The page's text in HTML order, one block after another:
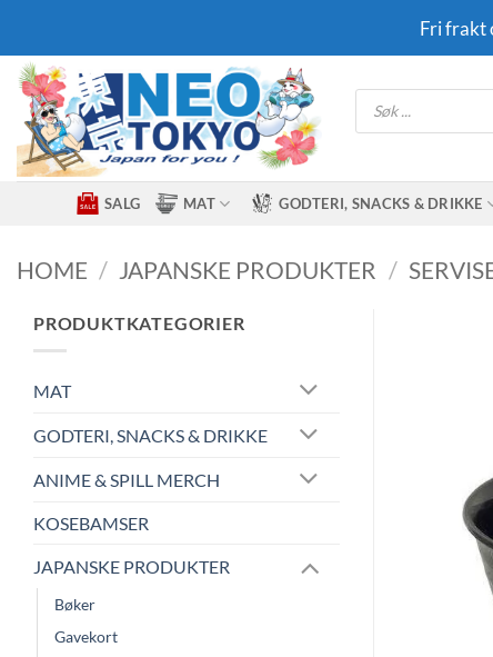
content
Fri frakt
Products
search
SALG MAT GODTERI, SNACKS & DRIKKE
HOME / JAPANSKE PRODUKTER /
PRODUKTKATEGORIER
MAT
GODTERI, SNACKS & DRIKKE
ANIME & SPILL MERCH
KOSEBAMSER
JAPANSKE PRODUKTER
Bøker
Gavekort